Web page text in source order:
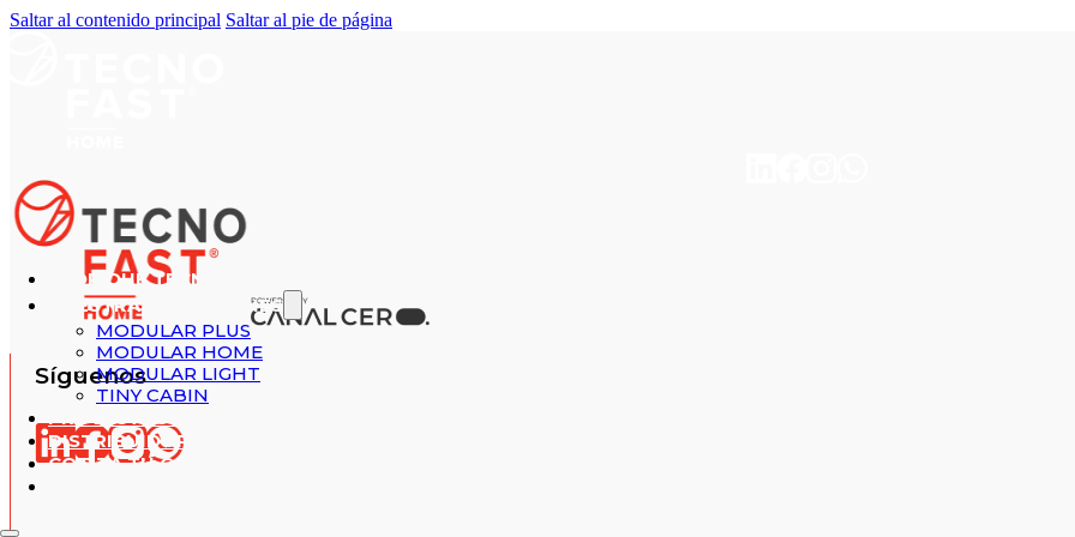
Saltar al contenido principal Saltar al pie de página
¿POR QUÉ TECNOFAST?
NUESTRAS SOLUCIONES
MODULAR PLUS
MODULAR HOME
MODULAR LIGHT
TINY CABIN
PROYECTOS REALIZADOS
DISTRIBUIDORES
COTIZA TU CASA
Síguenos